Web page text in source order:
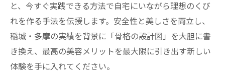
と、今すぐ実践できる方法で自宅にいながら理想のくび
れを作る手法を伝授します。安全性と美しさを両立し、
稲城・多摩の実績を背景に「骨格の設計図」を大胆に書
き換え、最高の美容メリットを最大限に引き出す新しい
体験を手に入れてください。